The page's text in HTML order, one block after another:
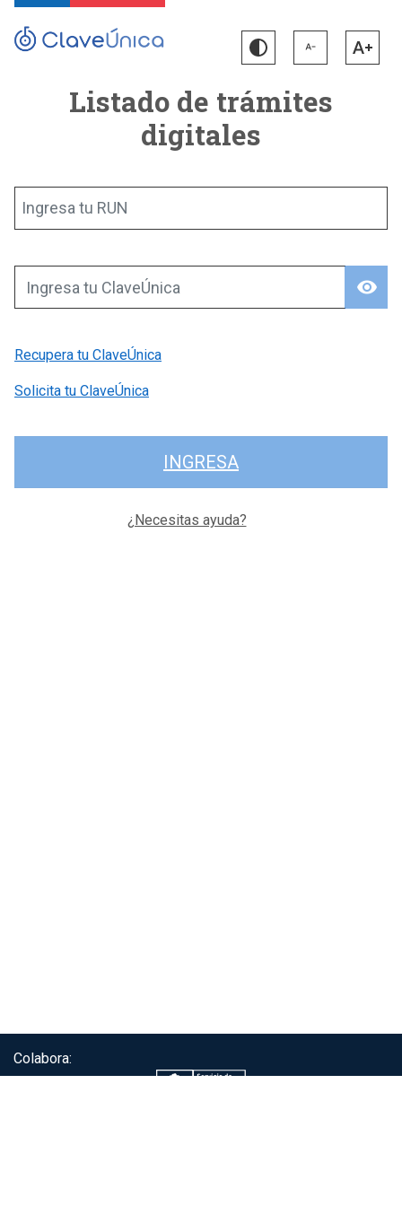
Listado de trámites
digitales
Ingresa tu RUN
visibility
Ingresa tu ClaveÚnica
Recupera tu ClaveÚnica
Solicita tu ClaveÚnica
INGRESA
¿Necesitas ayuda?
Colabora: